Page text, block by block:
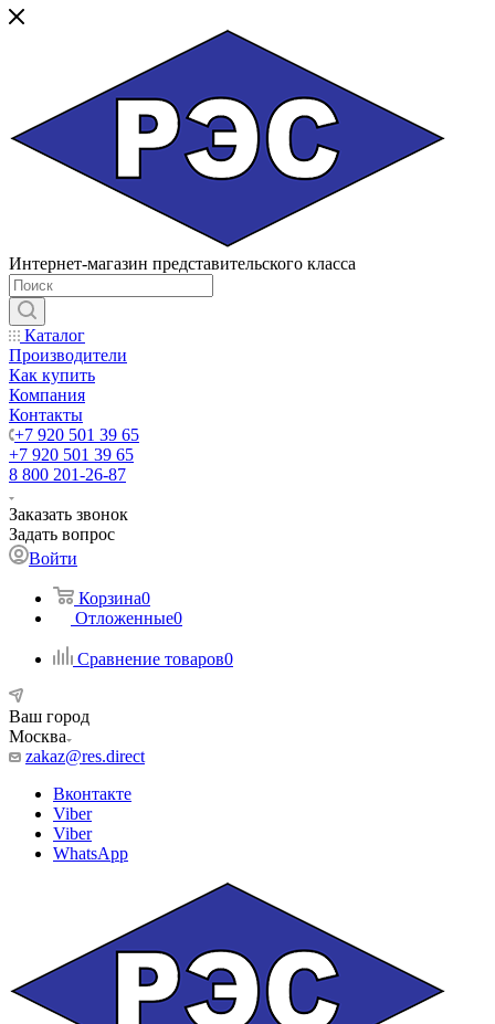
Интернет-магазин представительского класса
Каталог
Производители
Как купить
Компания
Контакты
+7 920 501 39 65
+7 920 501 39 65
8 800 201-26-87
Заказать звонок
Задать вопрос
Войти
Корзина0
Отложенные0
Сравнение товаров0
Ваш город
Москва
zakaz@res.direct
Вконтакте
Viber
Viber
WhatsApp